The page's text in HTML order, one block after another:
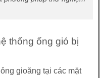
thống ống gió bị
gioăng tại các mặt